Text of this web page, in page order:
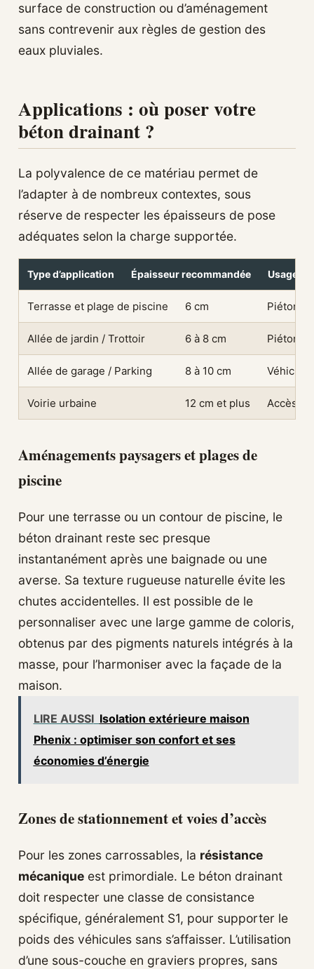
surface de construction ou d’aménagement
sans contrevenir aux règles de gestion des
eaux pluviales.
Applications : où poser votre
béton drainant ?
La polyvalence de ce matériau permet de
l’adapter à de nombreux contextes, sous
réserve de respecter les épaisseurs de pose
adéquates selon la charge supportée.
Type d’application Épaisseur recommandée Usage
Terrasse et plage de piscine 6 cm
Allée de jardin / Trottoir 6 à 8 cm
Allée de garage / Parking 8 à 10 cm
Voirie urbaine 12 cm et plus Accès
Aménagements paysagers et plages de
piscine
Pour une terrasse ou un contour de piscine, le
béton drainant reste sec presque
instantanément après une baignade ou une
averse. Sa texture rugueuse naturelle évite les
chutes accidentelles. Il est possible de le
personnaliser avec une large gamme de coloris,
obtenus par des pigments naturels intégrés à la
masse, pour l’harmoniser avec la façade de la
maison.
LIRE AUSSI Isolation extérieure maison
Phenix : optimiser son confort et ses
économies d’énergie
Zones de stationnement et voies d’accès
Pour les zones carrossables, la résistance
mécanique est primordiale. Le béton drainant
doit respecter une classe de consistance
spécifique, généralement S1, pour supporter le
poids des véhicules sans s’affaisser. L’utilisation
d’une sous-couche en graviers propres, sans